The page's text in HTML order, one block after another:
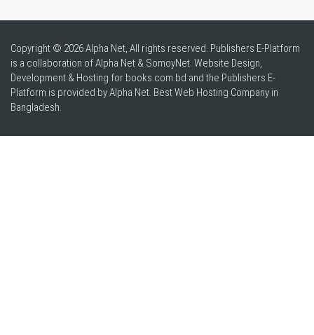
Copyright © 2026 Alpha Net, All rights reserved. Publishers E-Platform
is a collaboration of Alpha Net & SomoyNet. Website Design,
Development & Hosting for books.com.bd and the Publishers E-
Platform is provided by Alpha Net. BestWeb Hosting Company in
Bangladesh.